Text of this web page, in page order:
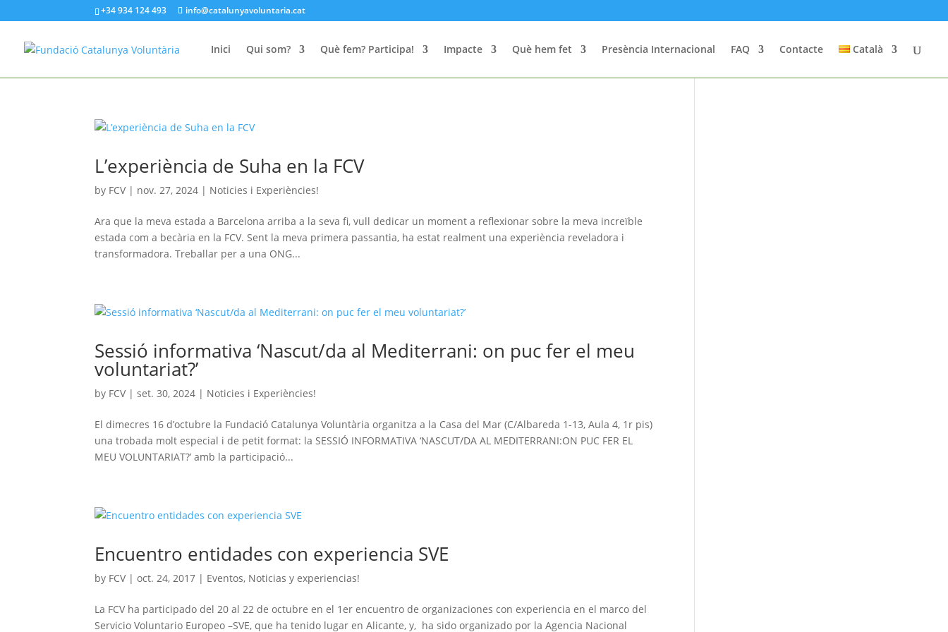
+34 934 124 493 info@catalunyavoluntaria.cat
Inici Qui som? Què fem? Participa! Impacte Què hem fet Presència Internacional FAQ Contacte Català
L’experiència de Suha en la FCV
by FCV | nov. 27, 2024 | Noticies i Experiències!
Ara que la meva estada a Barcelona arriba a la seva fi, vull dedicar un moment a reflexionar sobre la meva increïble
estada com a becària en la FCV. Sent la meva primera passantia, ha estat realment una experiència reveladora i
transformadora. Treballar per a una ONG...
Sessió informativa ‘Nascut/da al Mediterrani: on puc fer el meu
voluntariat?’
by FCV |set. 30, 2024 | Noticies i Experiències!
El dimecres 16 d’octubre la Fundació Catalunya Voluntària organitza a la Casa del Mar (C/Albareda 1-13, Aula 4, 1r pis)
una trobada molt especial i de petit format: la SESSIÓ INFORMATIVA ‘NASCUT/DA AL MEDITERRANI:ON PUC FER EL
MEU VOLUNTARIAT?’ amb la participació...
Encuentro entidades con experiencia SVE
by FCV |oct. 24, 2017 | Eventos, Noticias y experiencias!
La FCV ha participado del 20 al 22 de octubre en el 1er encuentro de organizaciones con experiencia en el marco del
Servicio Voluntario Europeo –SVE, que ha tenido lugar en Alicante, y, ha sido organizado por la Agencia Nacional